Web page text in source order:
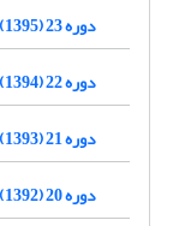
دوره 23 (1395)
دوره 22 (1394)
دوره 21 (1393)
دوره 20 (1392)